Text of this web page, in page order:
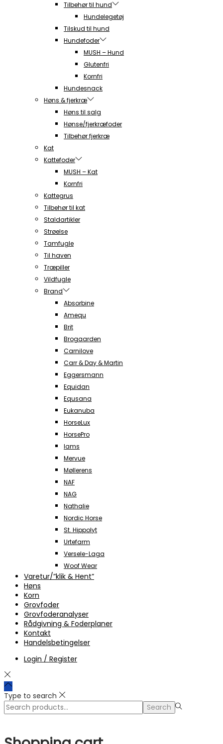
Tilbehør til hund
Hundelegetøj
Tilskud til hund
Hundefoder
MUSH – Hund
Glutenfri
Kornfri
Hundesnack
Høns & fjerkræ
Høns til salg
Hønse/fjerkræfoder
Tilbehør fjerkræ
Kat
Kattefoder
MUSH – Kat
Kornfri
Kattegrus
Tilbehør til kat
Staldartikler
Strøelse
Tamfugle
Til haven
Træpiller
Vildfugle
Brand
Absorbine
Amequ
Brit
Brogaarden
Carnilove
Carr & Day & Martin
Eggersmann
Equidan
Equsana
Eukanuba
HorseLux
HorsePro
Iams
Mervue
Møllerens
NAF
NAG
Nathalie
Nordic Horse
St. Hippolyt
Urtefarm
Versele-Laga
Woof Wear
Varetur/”klik & Hent”
Høns
Korn
Grovfoder
Grovfoderanalyser
Rådgivning & Foderplaner
Kontakt
Handelsbetingelser
Login / Register
Type to search
Search
for:>
Search